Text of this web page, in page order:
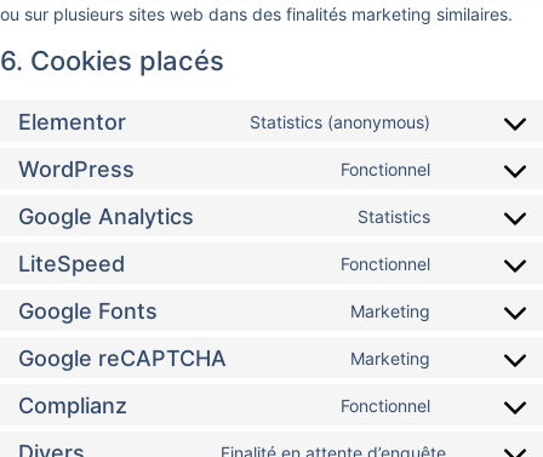
ou sur plusieurs sites web dans des finalités marketing similaires.
6. Cookies placés
Elementor Statistics (anonymous)
WordPress Fonctionnel
Google Analytics Statistics
LiteSpeed Fonctionnel
Google Fonts Marketing
Google reCAPTCHA Marketing
Complianz Fonctionnel
Finalité en attente d’enquête